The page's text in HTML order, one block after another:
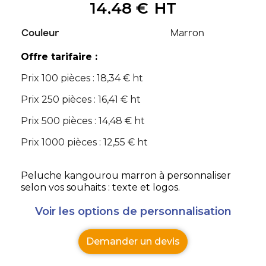
14,48 € HT
Couleur Marron
Offre tarifaire :
Prix 100 pièces : 18,34 € ht
Prix 250 pièces : 16,41 € ht
Prix 500 pièces : 14,48 € ht
Prix 1000 pièces : 12,55 € ht
Peluche kangourou marron à personnaliser
selon vos souhaits : texte et logos.
Voir les options de personnalisation
Demander un devis